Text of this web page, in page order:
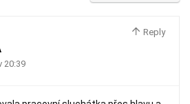
Reply
20:39